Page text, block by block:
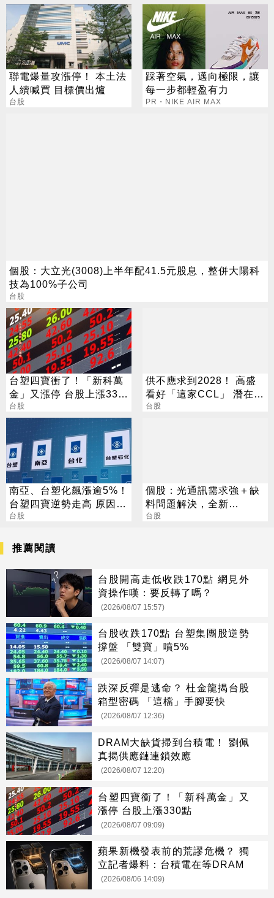
聯電爆量攻漲停！ 本土法
人續喊買 目標價出爐
台股
踩著空氣，邁向極限，讓
每一步都輕盈有力
PR・NIKE AIR MAX
個股：大立光(3008)上半年配41.5元股息，整併大陽科
技為100%子公司
台股
台塑四寶衝了！「新科萬
金」又漲停 台股上漲330
點
台股
供不應求到2028！ 高盛
看好「這家CCL」 潛在漲
幅171%
台股
南亞、台塑化飆漲逾5%！
台塑四寶逆勢走高 原因找
到了
台股
個股：光通訊需求強＋缺
料問題解決，全新
(2455)7月營收創高、重
台股
推薦閱讀
台股開高走低收跌170點 網見外
資操作嘆：要反轉了嗎？
(2026/08/07 15:57)
台股收跌170點 台塑集團股逆勢
撐盤 「雙寶」噴5%
(2026/08/07 14:07)
跌深反彈是逃命？ 杜金龍揭台股
箱型密碼 「這檔」手腳要快
(2026/08/07 12:36)
DRAM大缺貨掃到台積電！ 劉佩
真揭供應鏈連鎖效應
(2026/08/07 12:20)
台塑四寶衝了！「新科萬金」又
漲停 台股上漲330點
(2026/08/07 09:09)
蘋果新機發表前的荒謬危機？ 獨
立記者爆料：台積電在等DRAM
(2026/08/06 14:09)